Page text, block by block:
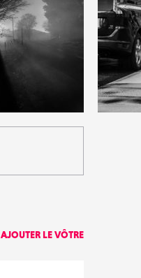
AJOUTER LE VÔTRE